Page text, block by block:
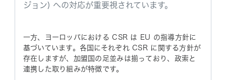
ジョン) への対応が重要視されています。
一方、ヨーロッパにおける CSR は EU の指導方針に
基づいています。各国にそれぞれ CSR に関する方針が
存在しますが、加盟国の足並みは揃っており、政索と
連携した取り組みが特徴です。